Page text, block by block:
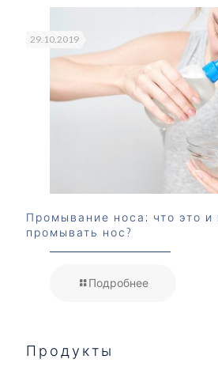
29.10.2019
Промывание носа: что это и
промывать нос?
Подробнее
Продукты